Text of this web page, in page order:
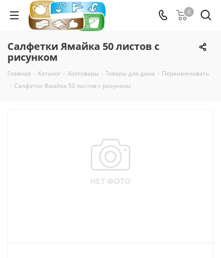
0
Салфетки Ямайка 50 листов с
рисунком
Главная - Каталог - Хозтовары - Товары для дома - Переименовать
- Салфетки Ямайка 50 листов с рисунком